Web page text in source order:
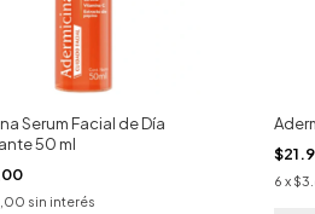
Serum Facial de Día
50 ml
sin interés
6 x